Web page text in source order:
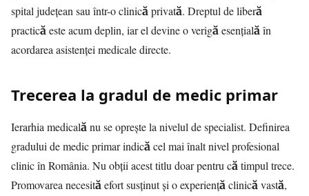
spital județean sau într-o clinică privată. Dreptul de liberă
practică este acum deplin, iar el devine o verigă esențială în
acordarea asistenței medicale directe.
Trecerea la gradul de medic primar
Ierarhia medicală nu se oprește la nivelul de specialist. Definirea
gradului de medic primar indică cel mai înalt nivel profesional
clinic în România. Nu obții acest titlu doar pentru că timpul trece.
Promovarea necesită efort susținut și o experiență clinică vastă,